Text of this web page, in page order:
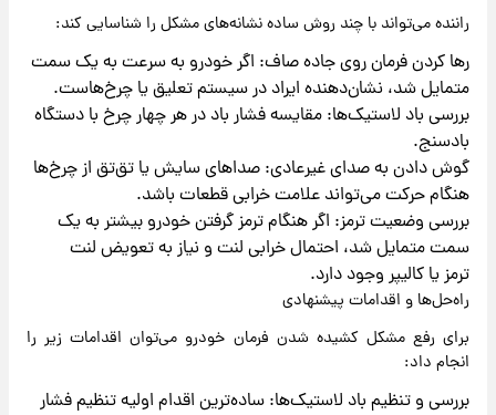
راننده می‌تواند با چند روش ساده نشانه‌های مشکل را شناسایی کند:
رها کردن فرمان روی جاده صاف: اگر خودرو به سرعت به یک سمت
متمایل شد، نشان‌دهنده ایراد در سیستم تعلیق یا چرخ‌هاست.
بررسی باد لاستیک‌ها: مقایسه فشار باد در هر چهار چرخ با دستگاه
بادسنج.
گوش دادن به صدای غیرعادی: صداهای سایش یا تق‌تق از چرخ‌ها
هنگام حرکت می‌تواند علامت خرابی قطعات باشد.
بررسی وضعیت ترمز: اگر هنگام ترمز گرفتن خودرو بیشتر به یک
سمت متمایل شد، احتمال خرابی لنت و نیاز به تعویض لنت
ترمز یا کالیپر وجود دارد.
راه‌حل‌ها و اقدامات پیشنهادی
برای رفع مشکل کشیده شدن فرمان خودرو می‌توان اقدامات زیر را
انجام داد:
بررسی و تنظیم باد لاستیک‌ها: ساده‌ترین اقدام اولیه تنظیم فشار